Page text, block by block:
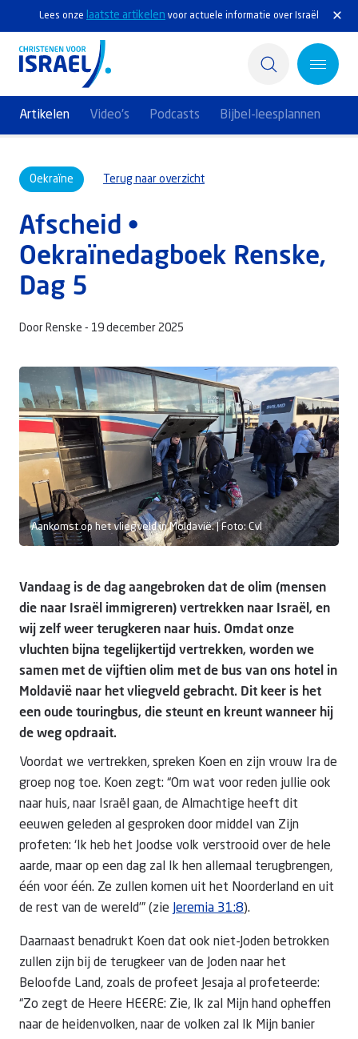
Lees onze laatste artikelen voor actuele informatie over Israël
Artikelen Video's Podcasts Bijbel-leesplannen
Actief
Ontdek
Steun Israël
Doneer
Oekraïne Terug naar overzicht
Afscheid •
Oekraïnedagboek Renske,
Dag 5
Door Renske - 19 december 2025
Aankomst op het vliegveld in Moldavië. | Foto: CvI
Vandaag is de dag aangebroken dat de olim (mensen
die naar Israël immigreren) vertrekken naar Israël, en
wij zelf weer terugkeren naar huis. Omdat onze
vluchten bijna tegelijkertijd vertrekken, worden we
samen met de vijftien olim met de bus van ons hotel in
Moldavië naar het vliegveld gebracht. Dit keer is het
een oude touringbus, die steunt en kreunt wanneer hij
de weg opdraait.
Voordat we vertrekken, spreken Koen en zijn vrouw Ira de
groep nog toe. Koen zegt: “Om wat voor reden jullie ook
naar huis, naar Israël gaan, de Almachtige heeft dit
eeuwen geleden al gesproken door middel van Zijn
profeten: ‘Ik heb het Joodse volk verstrooid over de hele
aarde, maar op een dag zal Ik hen allemaal terugbrengen,
één voor één. Ze zullen komen uit het Noorderland en uit
de rest van de wereld’” (zie Jeremia 31:8).
Daarnaast benadrukt Koen dat ook niet-Joden betrokken
zullen zijn bij de terugkeer van de Joden naar het
Beloofde Land, zoals de profeet Jesaja al profeteerde:
“Zo zegt de Heere HEERE: Zie, Ik zal Mijn hand opheffen
naar de heidenvolken, naar de volken zal Ik Mijn banier